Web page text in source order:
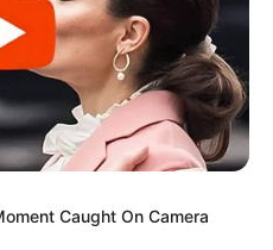
Caught On Camera